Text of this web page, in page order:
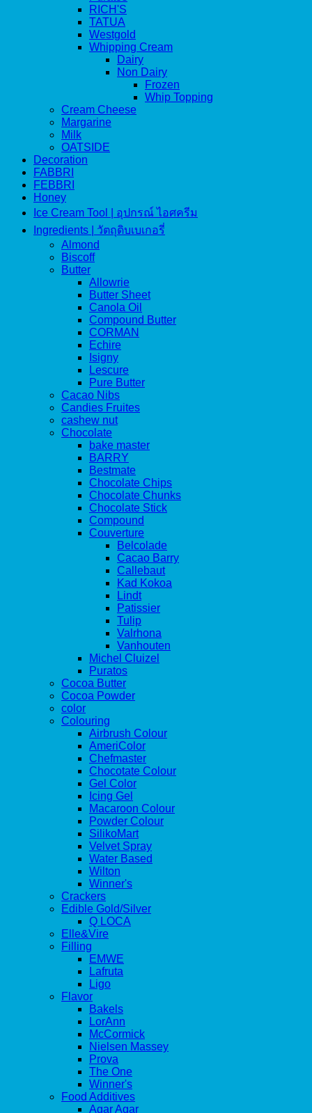
RICH'S
TATUA
Westgold
Whipping Cream
Dairy
Non Dairy
Frozen
Whip Topping
Cream Cheese
Margarine
Milk
OATSIDE
Decoration
FABBRI
FEBBRI
Honey
Ice Cream Tool | อุปกรณ์ ไอศครีม
Ingredients | วัตถุดิบเบเกอรี่
Almond
Biscoff
Butter
Allowrie
Butter Sheet
Canola Oil
Compound Butter
CORMAN
Echire
Isigny
Lescure
Pure Butter
Cacao Nibs
Candies Fruites
cashew nut
Chocolate
bake master
BARRY
Bestmate
Chocolate Chips
Chocolate Chunks
Chocolate Stick
Compound
Couverture
Belcolade
Cacao Barry
Callebaut
Kad Kokoa
Lindt
Patissier
Tulip
Valrhona
Vanhouten
Michel Cluizel
Puratos
Cocoa Butter
Cocoa Powder
color
Colouring
Airbrush Colour
AmeriColor
Chefmaster
Chocotate Colour
Gel Color
Icing Gel
Macaroon Colour
Powder Colour
SilikoMart
Velvet Spray
Water Based
Wilton
Winner's
Crackers
Edible Gold/Silver
Q LOCA
Elle&Vire
Filling
EMWE
Lafruta
Ligo
Flavor
Bakels
LorAnn
McCormick
Nielsen Massey
Prova
The One
Winner's
Food Additives
Agar Agar